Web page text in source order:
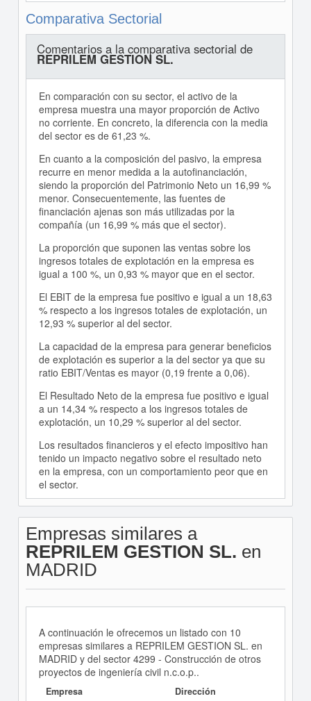
Comparativa Sectorial
Comentarios a la comparativa sectorial de
REPRILEM GESTION SL.
En comparación con su sector, el activo de la
empresa muestra una mayor proporción de Activo
no corriente. En concreto, la diferencia con la media
del sector es de 61,23 %.
En cuanto a la composición del pasivo, la empresa
recurre en menor medida a la autofinanciación,
siendo la proporción del Patrimonio Neto un 16,99 %
menor. Consecuentemente, las fuentes de
financiación ajenas son más utilizadas por la
compañía (un 16,99 % más que el sector).
La proporción que suponen las ventas sobre los
ingresos totales de explotación en la empresa es
igual a 100 %, un 0,93 % mayor que en el sector.
El EBIT de la empresa fue positivo e igual a un 18,63
% respecto a los ingresos totales de explotación, un
12,93 % superior al del sector.
La capacidad de la empresa para generar beneficios
de explotación es superior a la del sector ya que su
ratio EBIT/Ventas es mayor (0,19 frente a 0,06).
El Resultado Neto de la empresa fue positivo e igual
a un 14,34 % respecto a los ingresos totales de
explotación, un 10,29 % superior al del sector.
Los resultados financieros y el efecto impositivo han
tenido un impacto negativo sobre el resultado neto
en la empresa, con un comportamiento peor que en
el sector.
Empresas similares a
REPRILEM GESTION SL. en
MADRID
A continuación le ofrecemos un listado con 10
empresas similares a REPRILEM GESTION SL. en
MADRID y del sector 4299 - Construcción de otros
proyectos de ingeniería civil n.c.o.p..
Empresa Dirección